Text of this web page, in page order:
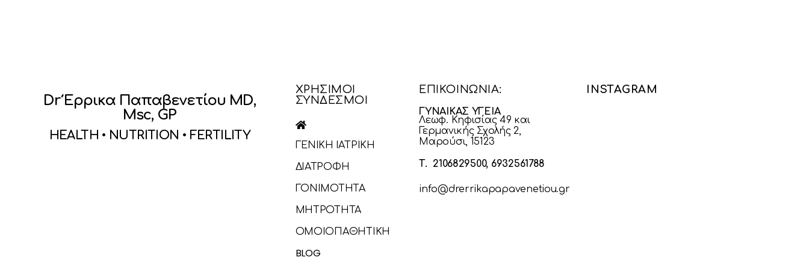
Dr Έρρικα Παπαβενετίου MD,
Msc, GP
HEALTH • NUTRITION • FERTILITY
ΧΡΗΣΙΜΟΙ
ΣΥΝΔΕΣΜΟΙ
ΓΕΝΙΚΗ ΙΑΤΡΙΚΗ
ΔΙΑΤΡΟΦΗ
ΓΟΝΙΜΟΤΗΤΑ
ΜΗΤΡΟΤΗΤΑ
ΟΜΟΙΟΠΑΘΗΤΙΚΗ
BLOG
ΕΠΙΚΟΙΝΩΝΙΑ:
ΓΥΝΑΙΚΑΣ ΥΓΕΙΑ
Λεωφ. Κηφισίας 49 και
Γερμανικής Σχολής 2,
Μαρούσι, 15123
Τ. 2106829500, 6932561788
info@drerrikapapavenetiou.gr
INSTAGRAM